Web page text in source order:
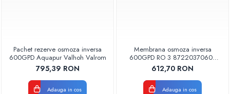
Pachet rezerve osmoza inversa
600GPD Aquapur Valhoh Valrom
795,39 RON
Adauga in cos
Membrana osmoza inversa
600GPD RO 3 87220370603
RO-600 Aquapur Valhoh Valrom
612,70 RON
Adauga in cos